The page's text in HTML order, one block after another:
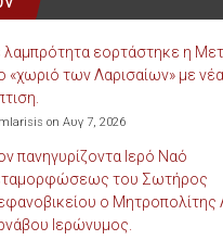
εορτάστηκε η
«χωριό των Λαρισαίων» με
on Αυγ 7, 2026
πανηγυρίζοντα Ιερό Ναό
του Σωτήρος
ο Μητροπολίτης
Ιερώνυμος.